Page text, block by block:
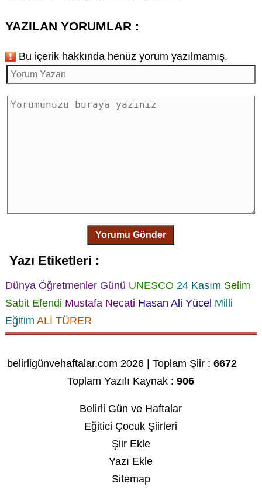
YAZILAN YORUMLAR :
Bu içerik hakkında henüz yorum yazılmamış.
Yorumu Gönder
Yazı Etiketleri :
Dünya Öğretmenler Günü UNESCO 24 Kasım Selim
Sabit Efendi Mustafa Necati Hasan Ali Yücel Milli
Eğitim ALİ TÜRER
belirligünvehaftalar.com 2026 | Toplam Şiir :6672
Toplam Yazılı Kaynak :906
Belirli Gün ve Haftalar
Eğitici Çocuk Şiirleri
Şiir Ekle
Yazı Ekle
Sitemap